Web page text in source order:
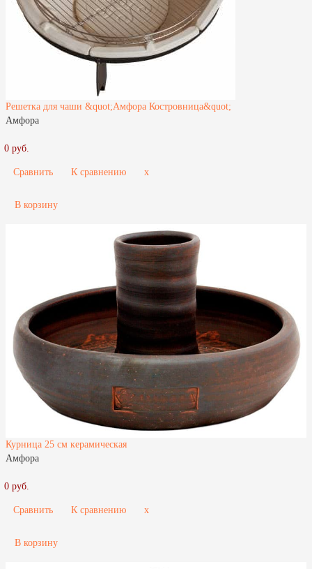
Решетка для чаши &quot;Амфора Костровница&quot;
Амфора
0 руб.
Сравнить К сравнению x
В корзину
Курница 25 см керамическая
Амфора
0 руб.
Сравнить К сравнению x
В корзину